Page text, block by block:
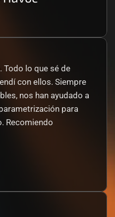
Todo lo que sé de
con ellos. Siempre
nos han ayudado a
para
Recomiendo